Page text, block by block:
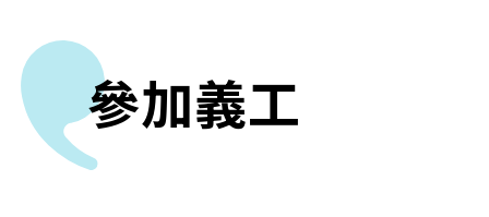
其他活動及消息
相關報導
參加義工